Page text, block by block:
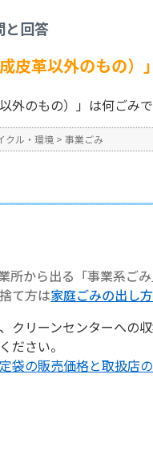
と回答
皮革以外のもの
外のもの）」は何ごみ
クル・環境 > 事業ごみ
から出る「事業系ごみ
て方は家庭ごみの出し方
クリーンセンターへの
ださい。
袋の販売価格と取扱店